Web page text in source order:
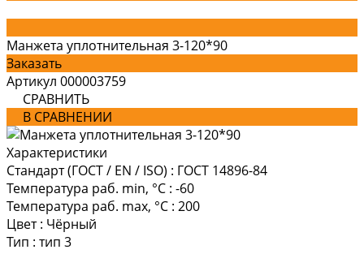
Манжета уплотнительная 3-120*90
Заказать
Артикул 000003759
СРАВНИТЬ
В СРАВНЕНИИ
Характеристики
Стандарт (ГОСТ / EN / ISO) : ГОСТ 14896-84
Температура раб. min, °C : -60
Температура раб. max, °C : 200
Цвет : Чёрный
Тип : тип 3